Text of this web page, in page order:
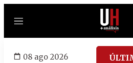
Menú
08 ago 2026